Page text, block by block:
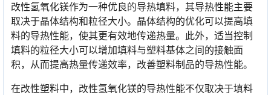
改性氢氧化镁作为一种优良的导热填料，其导热性能主要
取决于晶体结构和粒径大小。晶体结构的优化可以提高填
料的导热性能，使其更有效地传递热量。此外，适当控制
填料的粒径大小可以增加填料与塑料基体之间的接触面
积，从而提高热量传递效率，改善塑料制品的导热性能。
在改性塑料中，改性氢氧化镁的导热性能不仅取决于填料